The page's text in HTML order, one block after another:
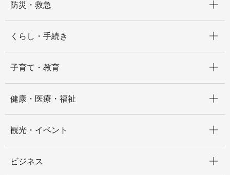
防災・救急
くらし・手続き
子育て・教育
健康・医療・福祉
観光・イベント
ビジネス